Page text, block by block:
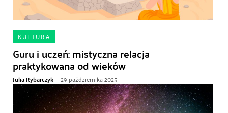
KULTURA
Guru i uczeń: mistyczna relacja
praktykowana od wieków
Julia Rybarczyk - 29 października 2025